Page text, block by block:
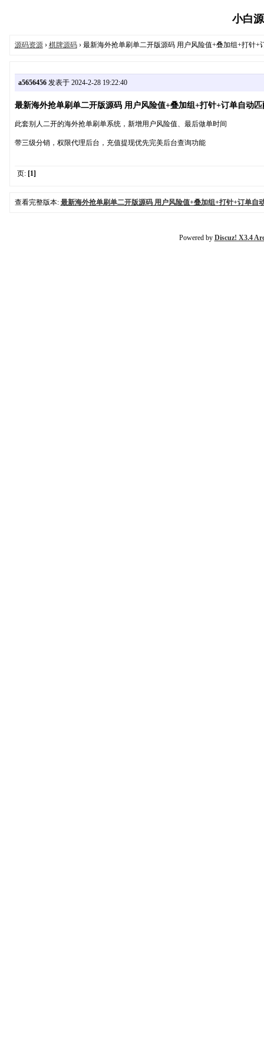
小白
源码资源› 棋牌源码› 最新海外抢单刷单二开版源码 用户风险值+叠加组+打针+
a5656456发表于 2024-2-28 19:22:40
最新海外抢单刷单二开版源码 用户风险值+叠加组+打针+订单自动匹
此套别人二开的海外抢单刷单系统，新增用户风险值、最后做单时间
带三级分销，权限代理后台，充值提现优先完美后台查询功能
页: [1]
查看完整版本: 最新海外抢单刷单二开版源码 用户风险值+叠加组+打针+订单自
Powered by Discuz! X3.4